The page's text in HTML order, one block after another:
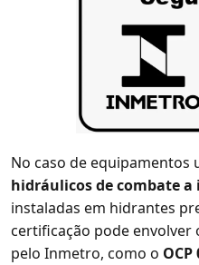
No caso de equipamentos
hidráulicos de combate a
instaladas em hidrantes
certificação pode
pelo Inmetro, como o OCP